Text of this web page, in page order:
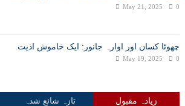
May 21, 2025 0
چھوٹا کسان اور اوارہ جانور: ایک خاموش اذیت
May 19, 2025 0
زیادہ مقبول تازہ شائع شدہ